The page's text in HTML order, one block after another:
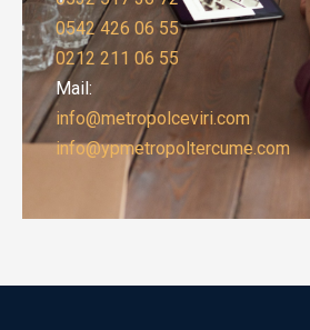
0542 426 06 55
0212 211 06 55
Mail:
info@metropolceviri.com
info@ypmetropoltercume.com